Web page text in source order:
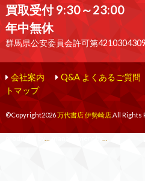
買取受付 9:30～23:00
年中無休
群馬県公安委員会許可第
会社案内 Q&A よくあるご質問
トマップ
©Copyright2026万代書店 伊勢崎店.All Rights